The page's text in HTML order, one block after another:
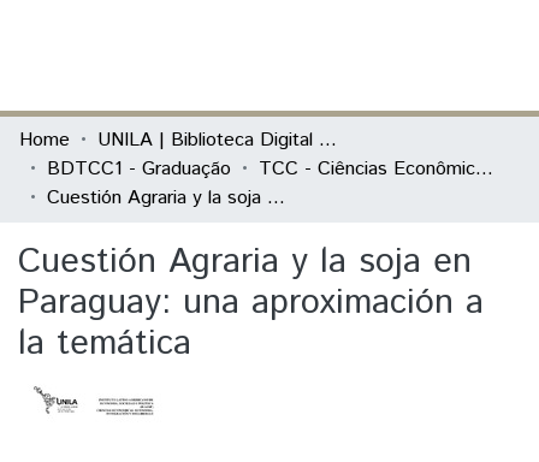
Communities & Collections
All of DSpace
Home
UNILA | Biblioteca Digital de Trabalhos de Conclusão de Curso
BDTCC1 - Graduação
TCC - Ciências Econômicas - Economia, Integração e Desenvolvimento
Cuestión Agraria y la soja en Paraguay: una aproximación a la temática
Cuestión Agraria y la soja en
Paraguay: una aproximación a
la temática